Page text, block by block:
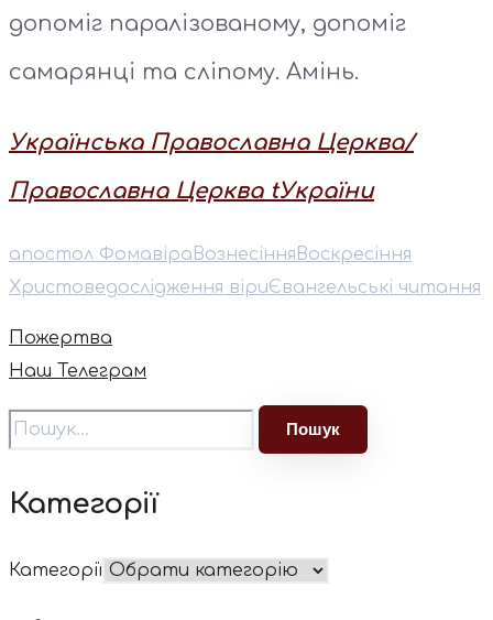
допоміг паралізованому, допоміг
самарянці та сліпому. Амінь.
Українська Православна Церква/
Православна Церква tУкраїни
апостол Фомавіра Вознесіння Воскресіння
Христоведослідження віриЄвангельські читання
Пожертва
Наш Телеграм
Категорії
Категорії